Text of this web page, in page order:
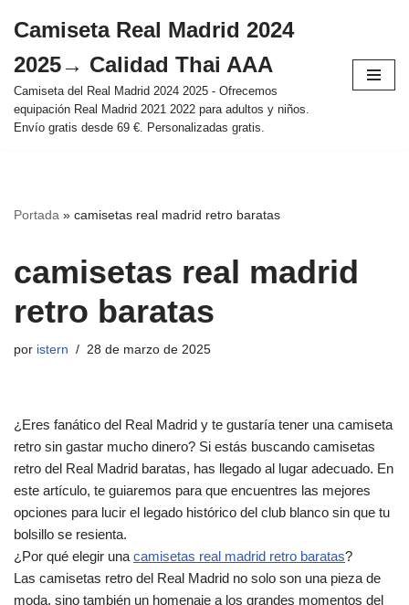
al
contenido
Camiseta Real Madrid 2024
2025→ Calidad Thai AAA
Camiseta del Real Madrid 2024 2025 - Ofrecemos
equipación Real Madrid 2021 2022 para adultos y niños.
Envío gratis desde 69 €. Personalizadas gratis.
Portada » camisetas real madrid retro baratas
camisetas real madrid
retro baratas
por istern 28 de marzo de 2025
¿Eres fanático del Real Madrid y te gustaría tener una camiseta
retro sin gastar mucho dinero? Si estás buscando camisetas
retro del Real Madrid baratas, has llegado al lugar adecuado. En
este artículo, te guiaremos para que encuentres las mejores
opciones para lucir el legado histórico del club blanco sin que tu
bolsillo se resienta.
¿Por qué elegir una camisetas real madrid retro baratas?
Las camisetas retro del Real Madrid no solo son una pieza de
moda, sino también un homenaje a los grandes momentos del